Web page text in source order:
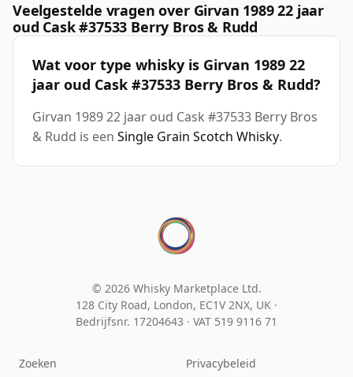
Veelgestelde vragen over Girvan 1989 22 jaar
oud Cask #37533 Berry Bros & Rudd
Wat voor type whisky is Girvan 1989 22
jaar oud Cask #37533 Berry Bros & Rudd?
Girvan 1989 22 jaar oud Cask #37533 Berry Bros
& Rudd is een Single Grain Scotch Whisky.
© 2026 Whisky Marketplace Ltd.
128 City Road, London, EC1V 2NX, UK ·
Bedrijfsnr. 17204643 · VAT 519 9116 71
Zoeken Privacybeleid